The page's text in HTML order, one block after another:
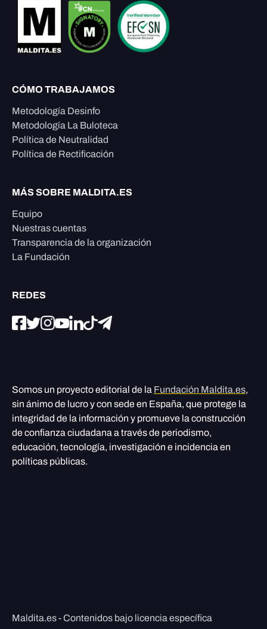
CÓMO TRABAJAMOS
Metodología Desinfo
Metodología La Buloteca
Política de Neutralidad
Política de Rectificación
MÁS SOBRE MALDITA.ES
Equipo
Nuestras cuentas
Transparencia de la organización
La Fundación
REDES
Somos un proyecto editorial de la Fundación Maldita.es,
sin ánimo de lucro y con sede en España, que protege la
integridad de la información y promueve la construcción
de confianza ciudadana a través de periodismo,
educación, tecnología, investigación e incidencia en
políticas públicas.
Maldita.es - Contenidos bajo licencia específica